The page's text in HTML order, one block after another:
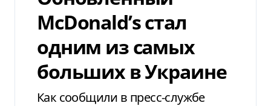
McDonald’s стал
одним из самых
больших в Украине
Как сообщили в пресс-службе